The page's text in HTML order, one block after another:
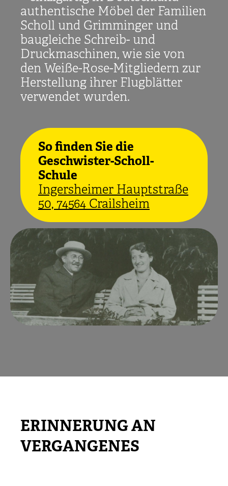
authentische Möbel der Familien
Scholl und Grimminger und
baugleiche Schreib- und
Druckmaschinen, wie sie von
den Weiße-Rose-Mitgliedern zur
Herstellung ihrer Flugblätter
verwendet wurden.
So finden Sie die
Geschwister-Scholl-
Schule
Ingersheimer Hauptstraße
50, 74564 Crailsheim
ERINNERUNG AN
VERGANGENES